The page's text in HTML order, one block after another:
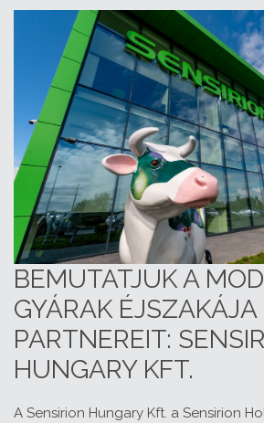
BEMUTATJUK A
GYÁRAK ÉJSZAKÁJA
PARTNEREIT:
HUNGARY KFT.
A Sensirion Hungary Kft. a Sensirion